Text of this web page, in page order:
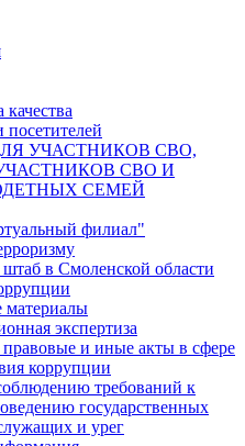
посетителей
УЧАСТНИКОВ СВО,
СВО И
СЕМЕЙ
филиал"
в Смоленской области
материалы
экспертиза
и иные акты в сфере
коррупции
требований к
государственных
и урег